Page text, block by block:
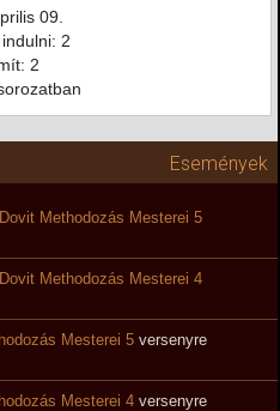
09.
2
2
Események
Dovit Methodozás Mesterei 5
Dovit Methodozás Mesterei 4
Mesterei 5 versenyre
Mesterei 4 versenyre